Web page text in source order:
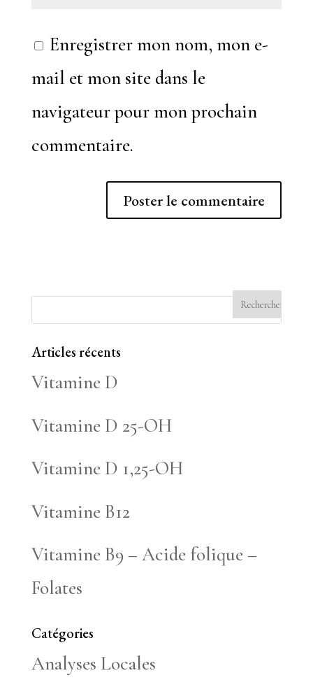
Enregistrer mon nom, mon e-
mail et mon site dans le
navigateur pour mon prochain
commentaire.
Articles récents
Vitamine D
Vitamine D 25-OH
Vitamine D 1,25-OH
Vitamine B12
Vitamine B9 – Acide folique –
Folates
Catégories
Analyses Locales